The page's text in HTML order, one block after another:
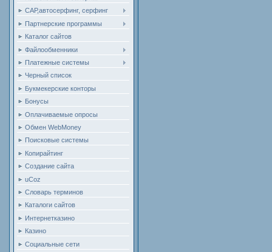
САР,автосерфинг, серфинг
Партнерские программы
Каталог сайтов
Файлообменники
Платежные системы
Черный список
Букмекерские конторы
Бонусы
Оплачиваемые опросы
Обмен WebMoney
Поисковые системы
Копирайтинг
Создание сайта
uCoz
Словарь терминов
Каталоги сайтов
Интернетказино
Казино
Социальные сети